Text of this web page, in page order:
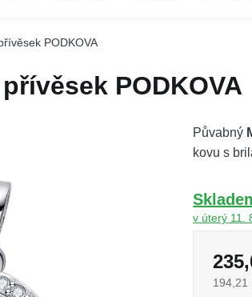
PODKOVA
PODKOVA
Půvabný
kovu s
v úterý 11.
194,21